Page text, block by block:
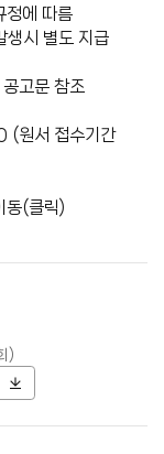
정에 따름
생시 별도 지급
고문 참조
(원서 접수기간
동(클릭)
)